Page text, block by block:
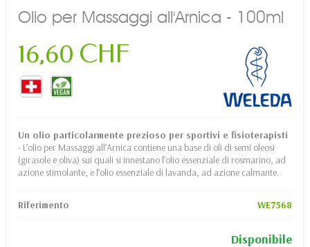
Olio per Massaggi all'Arnica - 100ml
16,60 CHF
Un olio particolarmente prezioso per sportivi e fisioterapisti
- L’olio per Massaggi all’Arnica contiene una base di oli di semi oleosi
(girasole e oliva) sui quali si innestano l’olio essenziale di rosmarino, ad
azione stimolante, e l’olio essenziale di lavanda, ad azione calmante.
Riferimento WE7568
Disponibile